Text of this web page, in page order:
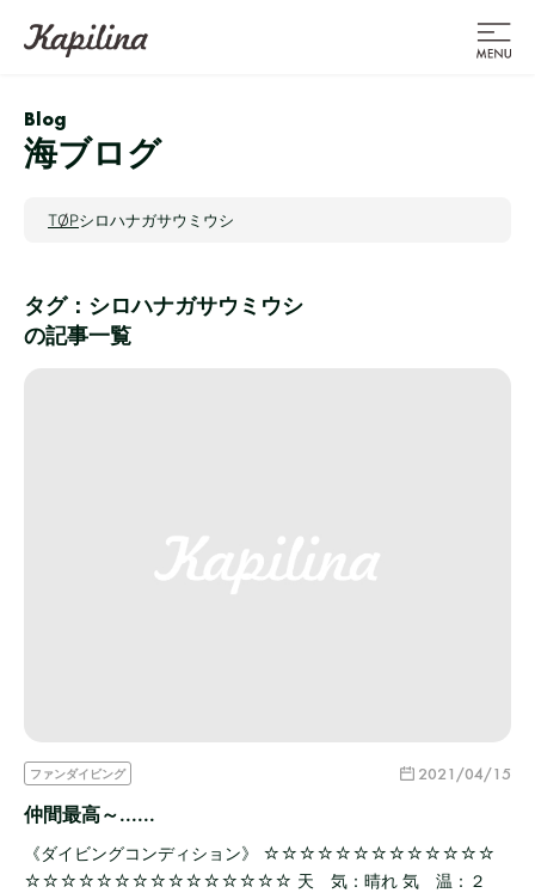
Blog
海ブログ
TOPシロハナガサウミウシ
タグ：シロハナガサウミウシ
の記事一覧
ファンダイビング 2021/04/15
仲間最高～......
《ダイビングコンディション》 ☆☆☆☆☆☆☆☆☆☆☆☆☆
☆☆☆☆☆☆☆☆☆☆☆☆☆☆☆ 天 気：晴れ 気 温：２